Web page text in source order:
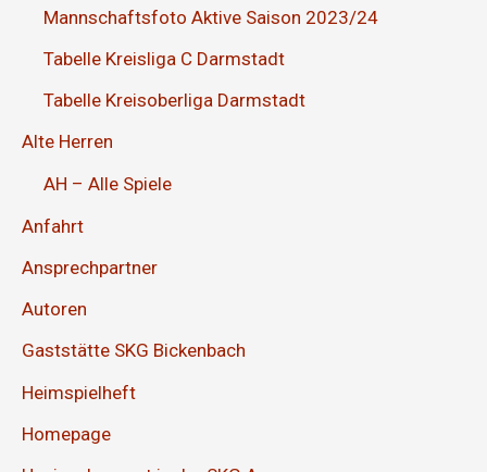
Mannschaftsfoto Aktive Saison 2023/24
Tabelle Kreisliga C Darmstadt
Tabelle Kreisoberliga Darmstadt
Alte Herren
AH – Alle Spiele
Anfahrt
Ansprechpartner
Autoren
Gaststätte SKG Bickenbach
Heimspielheft
Homepage